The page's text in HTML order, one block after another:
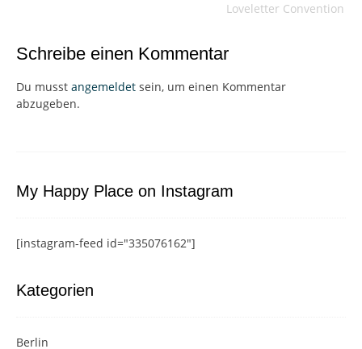
Loveletter Convention
Schreibe einen Kommentar
Du musst angemeldet sein, um einen Kommentar
abzugeben.
My Happy Place on Instagram
[instagram-feed id="335076162"]
Kategorien
Berlin